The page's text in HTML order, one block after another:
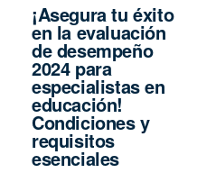
¡Asegura tu éxito
en la evaluación
de desempeño
2024 para
especialistas en
educación!
Condiciones y
requisitos
esenciales